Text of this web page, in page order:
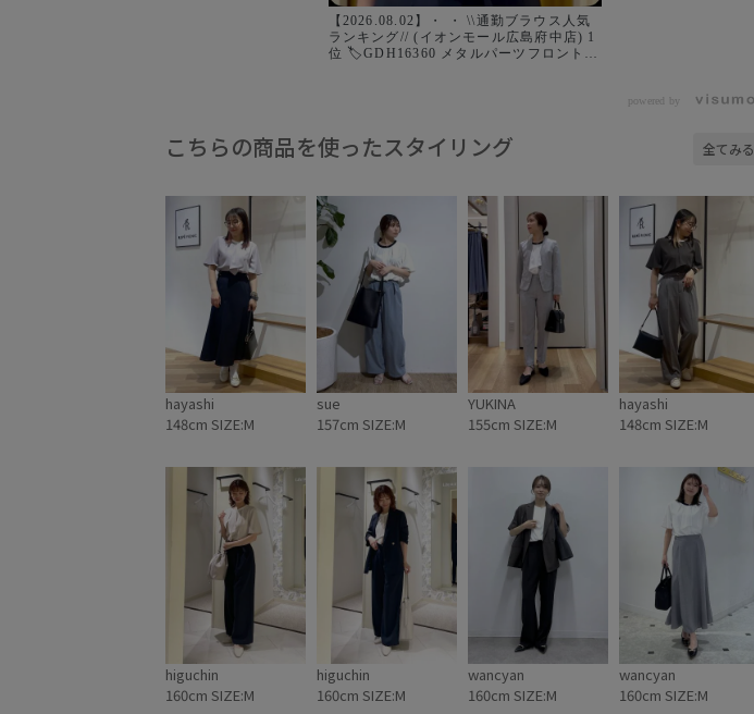
【2026.08.02】・ ・ \\通勤ブラウス人気
ランキング// (イオンモール広島府中店) 1
位 🏷️GDH16360 メタルパーツフロントフ
tones/beige/lavender 3位 🏷️GDH16290 フ
ロントタックタイハーフスリーブブラウ
着て頂けるブラウスです♫ #ropepicnic #
イオンモール広島府中 #通勤ブラウス #オ
フィスカジュアル #fashion
powered by
こちらの商品を使ったスタイリング 全てみる
hayashi
148cm SIZE:M
sue
157cm SIZE:M
YUKINA
155cm SIZE:M
hayashi
148cm SIZE:M
higuchin
160cm SIZE:M
higuchin
160cm SIZE:M
wancyan
160cm SIZE:M
wancyan
160cm SIZE:M